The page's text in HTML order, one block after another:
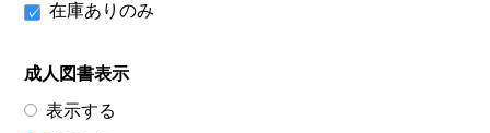
在庫ありのみ
成人図書表示
表示する